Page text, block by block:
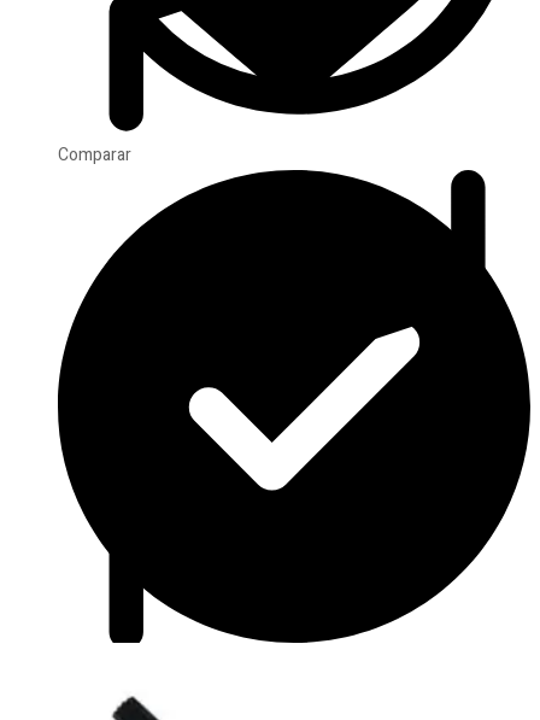
Comparar